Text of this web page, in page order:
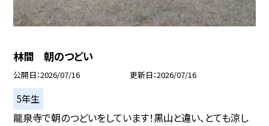
林間 朝のつどい
公開日 2026/07/16 更新日 2026/07/16
5年生
龍泉寺で朝のつどいをしています！黒山と違い、とても涼し